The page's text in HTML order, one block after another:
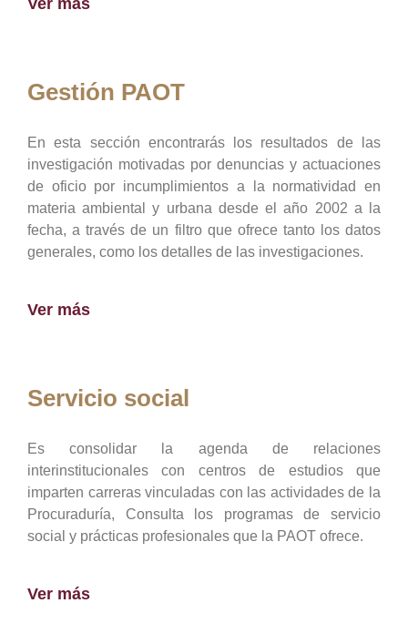
Ver más
Gestión PAOT
En esta sección encontrarás los resultados de las
investigación motivadas por denuncias y actuaciones
de oficio por incumplimientos a la normatividad en
materia ambiental y urbana desde el año 2002 a la
fecha, a través de un filtro que ofrece tanto los datos
generales, como los detalles de las investigaciones.
Ver más
Servicio social
Es consolidar la agenda de relaciones
interinstitucionales con centros de estudios que
imparten carreras vinculadas con las actividades de la
Procuraduría, Consulta los programas de servicio
social y prácticas profesionales que la PAOT ofrece.
Ver más